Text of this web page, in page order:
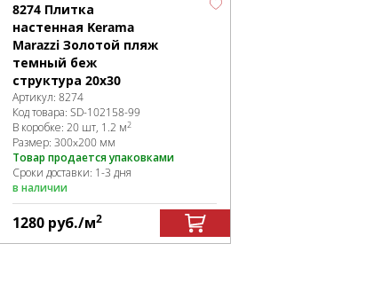
8274 Плитка
настенная Kerama
Marazzi Золотой пляж
темный беж
структура 20х30
Артикул: 8274
Код товара: SD-102158-99
В коробке: 20 шт, 1.2 м2
Размер: 300x200 мм
Товар продается упаковками
Сроки доставки: 1-3 дня
в наличии
1280 руб./м2